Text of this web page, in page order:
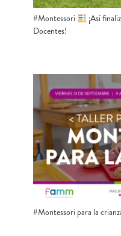
#Montessori
¡Así
Docentes!
#Montessori para la